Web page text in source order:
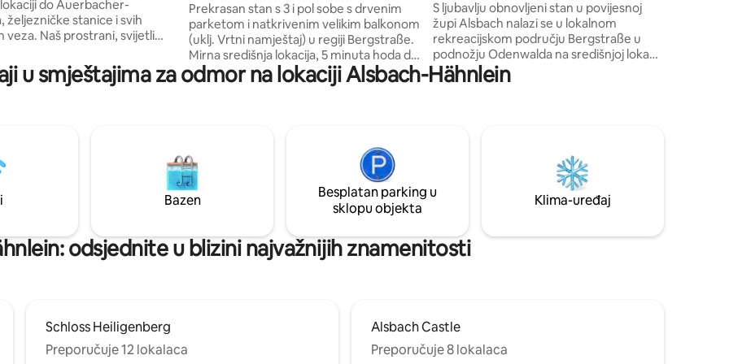
do Auerbacher-
željezničke stanice i svih
veza. Naš prostrani, svijetli
namještajem, visokim
od štukature, drvenim
na dvorac Auerbach i
goste, poslovne klijente.
Prekrasan stan s 3 i pol sobe s drvenim
parketom i natkrivenim velikim balkonom
(uklj. Vrtni namještaj) u regiji Bergstraße.
Mirna središnja lokacija, 5 minuta hoda do
šume, bazena i jezera u blizini. Samo
nekoliko minuta do autoceste A5.
potrebno za kupovinu na pješačkoj
udaljenosti. Željeznička veza, tramvaj do
Darmstadta i autobusne linije u selu.
Besplatan parking ispred kuće.
m²
S ljubavlju obnovljeni stan u povijesnoj
župi Alsbach nalazi se u lokalnom
rekreacijskom području Bergstraße u
podnožju Odenwalda na središnjoj lokaciji
između gradskih područja Rajna/Main i
Rajna/Neckar. Savršen je za obitelji ili
boravak, potpuno opremljenu kuhinju,
kupaonicu i zasebni WC te parkirno
mjesto.
u smještajima za odmor na lokaciji Alsbach-Hähnlein
Bazen
Besplatan parking u
sklopu objekta
Klima-uređaj
odsjednite u blizini najvažnijih znamenitosti
Schloss Heiligenberg
Preporučuje 12 lokalaca
Alsbach Castle
Preporučuje 8 lokalaca